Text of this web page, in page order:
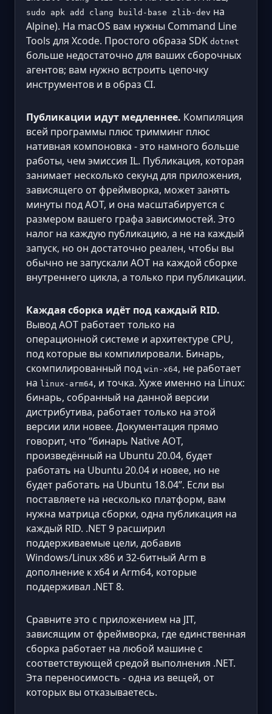
sudo apk add clang build-base zlib-dev на
Alpine). На macOS вам нужны Command Line
Tools для Xcode. Простого образа SDK dotnet
больше недостаточно для ваших сборочных
агентов; вам нужно встроить цепочку
инструментов и в образ CI.
Публикации идут медленнее. Компиляция
всей программы плюс тримминг плюс
нативная компоновка - это намного больше
работы, чем эмиссия IL. Публикация, которая
занимает несколько секунд для приложения,
зависящего от фреймворка, может занять
минуты под AOT, и она масштабируется с
размером вашего графа зависимостей. Это
налог на каждую публикацию, а не на каждый
запуск, но он достаточно реален, чтобы вы
обычно не запускали AOT на каждой сборке
внутреннего цикла, а только при публикации.
Каждая сборка идёт под каждый RID.
Вывод AOT работает только на
операционной системе и архитектуре CPU,
под которые вы компилировали. Бинарь,
скомпилированный под win-x64, не работает
на linux-arm64, и точка. Хуже именно на Linux:
бинарь, собранный на данной версии
дистрибутива, работает только на этой
версии или новее. Документация прямо
говорит, что “бинарь Native AOT,
произведённый на Ubuntu 20.04, будет
работать на Ubuntu 20.04 и новее, но не
будет работать на Ubuntu 18.04”. Если вы
поставляете на несколько платформ, вам
нужна матрица сборки, одна публикация на
каждый RID. .NET 9 расширил
поддерживаемые цели, добавив
Windows/Linux x86 и 32-битный Arm в
дополнение к x64 и Arm64, которые
поддерживал .NET 8.
Сравните это с приложением на JIT,
зависящим от фреймворка, где единственная
сборка работает на любой машине с
соответствующей средой выполнения .NET.
Эта переносимость - одна из вещей, от
которых вы отказываетесь.